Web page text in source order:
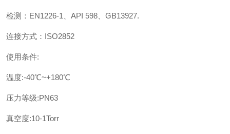
检测：EN1226-1、API 598、GB13927.
连接方式：ISO2852
使用条件:
温度:-40℃~+180℃
压力等级:PN63
真空度:10-1Torr